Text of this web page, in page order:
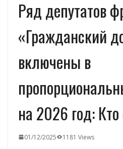
Ряд депутатов
«Гражданский
включены в
на 2026 год:
01/12/2025 1181 Views